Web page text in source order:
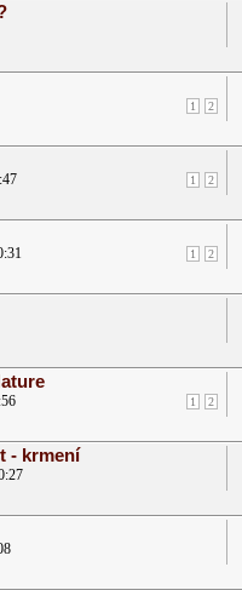
1 2
1 2
1 2
1 2
- krmení